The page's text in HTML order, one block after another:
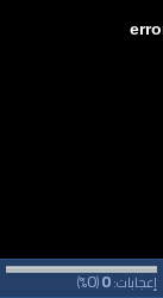
إعجابات:0
(
0
%)